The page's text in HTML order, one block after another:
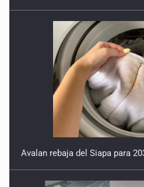
Avalan rebaja del Siapa para